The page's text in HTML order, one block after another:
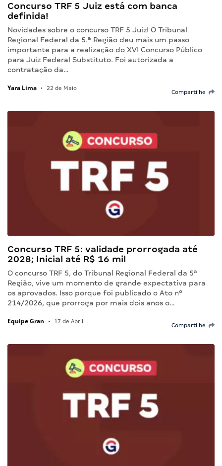
Concurso TRF 5 Juiz está com banca
definida!
Novidades sobre o concurso TRF 5 Juiz! O Tribunal
Regional Federal da 5.ª Região deu mais um passo
importante para a realização do XVI Concurso Público
para Juiz Federal Substituto. Foi autorizada a
contratação da…
Yara Lima • 22 de Maio
Compartilhe
Concurso TRF 5: validade prorrogada até
2028; Inicial até R$ 16 mil
O concurso TRF 5, do Tribunal Regional Federal da 5ª
Região, vive um momento de grande expectativa para
os aprovados. Isso porque foi publicado o Ato nº
214/2026, que prorroga por mais dois anos o…
Equipe Gran • 17 de Abril
Compartilhe